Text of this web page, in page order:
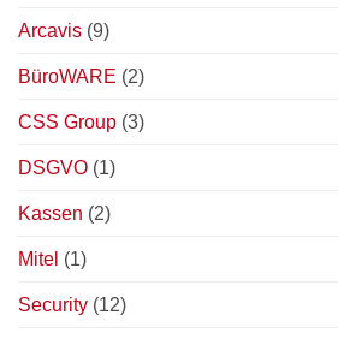
Arcavis (9)
BüroWARE (2)
CSS Group (3)
DSGVO (1)
Kassen (2)
Mitel (1)
Security (12)